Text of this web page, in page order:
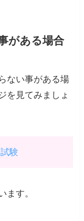
がある場合
ない事がある場
を見てみましょ
験
ます。